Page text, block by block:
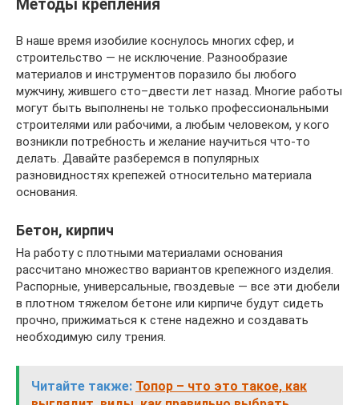
Методы крепления
В наше время изобилие коснулось многих сфер, и
строительство — не исключение. Разнообразие
материалов и инструментов поразило бы любого
мужчину, жившего сто–двести лет назад. Многие работы
могут быть выполнены не только профессиональными
строителями или рабочими, а любым человеком, у кого
возникли потребность и желание научиться что-то
делать. Давайте разберемся в популярных
разновидностях крепежей относительно материала
основания.
Бетон, кирпич
На работу с плотными материалами основания
рассчитано множество вариантов крепежного изделия.
Распорные, универсальные, гвоздевые — все эти дюбели
в плотном тяжелом бетоне или кирпиче будут сидеть
прочно, прижиматься к стене надежно и создавать
необходимую силу трения.
Читайте также: Топор – что это такое, как